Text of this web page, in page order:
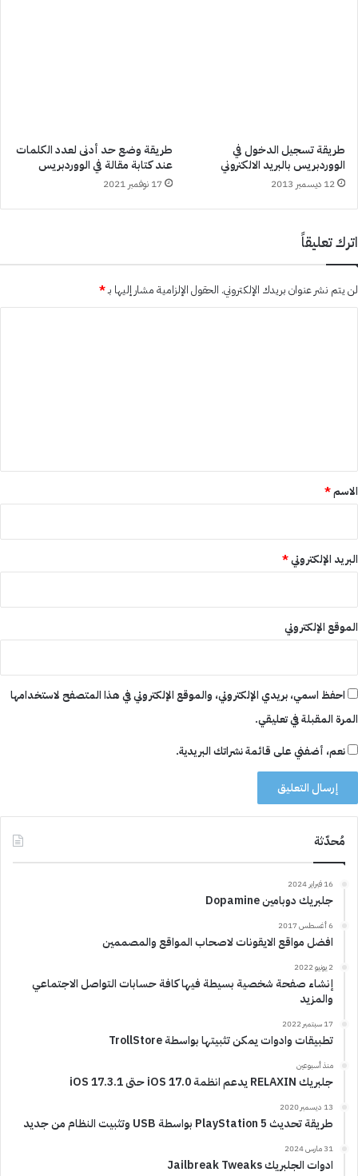
طريقة تسجيل الدخول في
الووردبريس بالبريد الالكتروني
12 ديسمبر 2013
طريقة وضع حد أدنى لعدد الكلمات
عند كتابة مقالة في الووردبريس
17 نوفمبر 2021
اترك تعليقاً
لن يتم نشر عنوان بريدك الإلكتروني. الحقول الإلزامية مشار إليها بـ*
*
الاسم*
البريد الإلكتروني*
الموقع الإلكتروني
احفظ اسمي، بريدي الإلكتروني، والموقع الإلكتروني في هذا المتصفح لاستخدامها
المرة المقبلة في تعليقي.
نعم، أضفني على قائمة نشراتك البريدية.
مُحدّثة
16 فبراير 2024
جلبريك دوبامين Dopamine
6 أغسطس 2017
افضل مواقع الايقونات لاصحاب المواقع والمصممين
2 يونيو 2022
إنشاء صفحة شخصية بسيطة فيها كافة حسابات التواصل الاجتماعي
والمزيد
17 سبتمبر 2022
تطبيقات وادوات يمكن تثبيتها بواسطة TrollStore
منذ أسبوعين
جلبريك RELAXIN يدعم انظمة iOS 17.0 حتى iOS 17.3.1
13 ديسمبر 2020
طريقة تحديث PlayStation 5 بواسطة USB وتثبيت النظام من جديد
31 مارس 2024
ادوات الجلبريك Jailbreak Tweaks